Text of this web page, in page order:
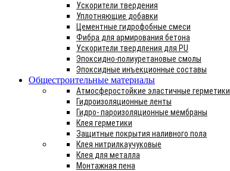
Ускорители твердения
Уплотняющие добавки
Цементные гидрофобные смеси
Фибра для армирования бетона
Ускорители твердления для PU
Эпоксидно-полиуретановые смолы
Эпоксидные инъекционные составы
Общестроительные материалы
Атмосферостойкие эластичные герметики
Гидроизоляционные ленты
Гидро- пароизоляционные мембраны
Клея герметики
Защитные покрытия наливного пола
Клея нитрилкаучуковые
Клея для металла
Монтажная пена